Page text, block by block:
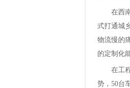
在西
式打通城
物流慢的
的定制化
在工
势，50台